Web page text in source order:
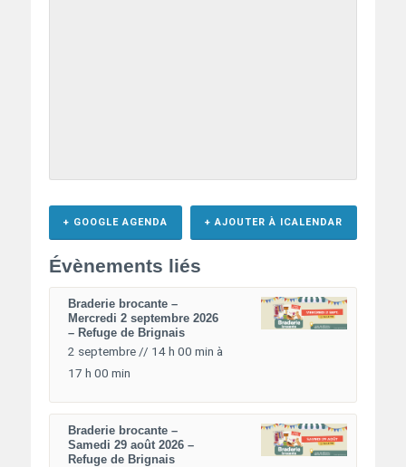
+ GOOGLE AGENDA + AJOUTER À ICALENDAR
Évènements liés
Braderie brocante –
Mercredi 2 septembre 2026
– Refuge de Brignais
2 septembre // 14 h 00 min à
17 h 00 min
Braderie brocante –
Samedi 29 août 2026 –
Refuge de Brignais